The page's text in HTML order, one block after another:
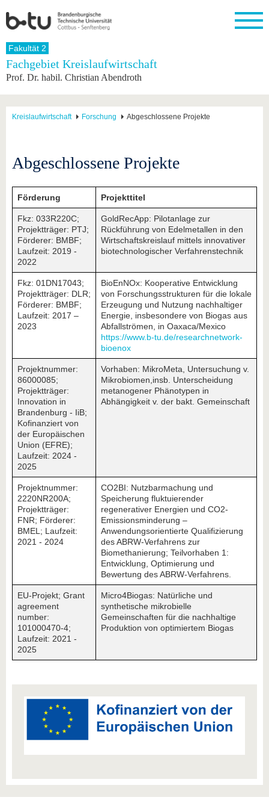
Startseite
Universität
Struktur
Engagement
Partnerschaften
Strukturwandel
Forschung
Forschung
Wissenschaftlicher
Studium
Vor dem
Studium
International
Profil
BTU
BTU ins
Ausland
Für
internationale
Studierende
Wissenschaftliche
Fachkräfte
BTU
Innovative
Transferprojekte
Lernen
Sie uns
Werte
Region
Fakultät 2
Fachgebiet Kreislaufwirtschaft
Prof. Dr. habil. Christian Abendroth
Kreislaufwirtschaft Forschung Abgeschlossene Projekte
Abgeschlossene Projekte
Förderung Projekttitel
Fkz: 033R220C;
Projektträger: PTJ;
Förderer: BMBF;
Laufzeit: 2019 -
2022
GoldRecApp: Pilotanlage zur
Rückführung von Edelmetallen in den
Wirtschaftskreislauf mittels innovativer
biotechnologischer Verfahrenstechnik
Fkz: 01DN17043;
Projektträger: DLR;
Förderer: BMBF;
Laufzeit: 2017 –
2023
BioEnNOx: Kooperative Entwicklung
von Forschungsstrukturen für die lokale
Erzeugung und Nutzung nachhaltiger
Energie, insbesondere von Biogas aus
Abfallströmen, in Oaxaca/Mexico
https://www.b-tu.de/researchnetwork-
bioenox
Projektnummer:
86000085;
Projektträger:
Innovation in
Brandenburg - IiB;
Kofinanziert von
der Europäischen
Union (EFRE);
Laufzeit: 2024 -
2025
Vorhaben: MikroMeta, Untersuchung v.
Mikrobiomen,insb. Unterscheidung
metanogener Phänotypen in
Abhängigkeit v. der bakt. Gemeinschaft
Projektnummer:
2220NR200A;
Projektträger:
FNR; Förderer:
BMEL; Laufzeit:
2021 - 2024
CO2BI: Nutzbarmachung und
Speicherung fluktuierender
regenerativer Energien und CO2-
Emissionsminderung –
Anwendungsorientierte Qualifizierung
des ABRW-Verfahrens zur
Biomethanierung; Teilvorhaben 1:
Entwicklung, Optimierung und
Bewertung des ABRW-Verfahrens.
EU-Projekt; Grant
agreement
number:
101000470-4;
Laufzeit: 2021 -
2025
Micro4Biogas: Natürliche und
synthetische mikrobielle
Gemeinschaften für die nachhaltige
Produktion von optimiertem Biogas